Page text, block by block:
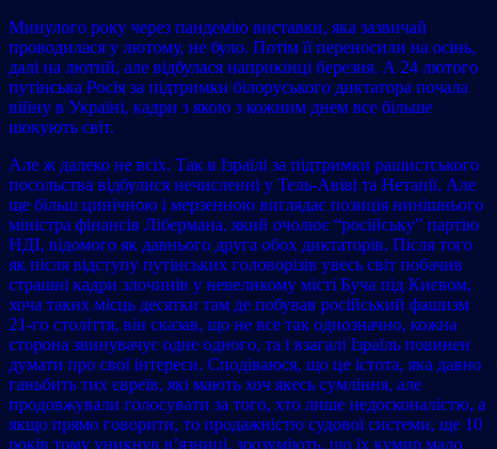
Минулого року через пандемію виставки, яка зазвичай
проводилася у лютому, не було. Потім її переносили на осінь,
далі на лютий, але відбулася наприкінці березня. А 24 лютого
путінська Росія за підтримки білоруського диктатора почала
війну в Україні, кадри з якою з кожним днем все більше
шокують світ.
Але ж далеко не всіх. Так в Ізраїлі за підтримки рашистського
посольства відбулися нечисленні у Тель-Авіві та Нетанії. Але
ще більш цинічною і мерзенною виглядає позиція нинішнього
міністра фінансів Лібермана, який очолює “російську” партію
НДІ, відомого як давнього друга обох диктаторів. Після того
як після відступу путінських головорізів увесь світ побачив
страшні кадри злочинів у невеликому місті Буча під Києвом,
хоча таких місць десятки там де побував російський фашизм
21-го століття, він сказав, що не все так однозначно, кожна
сторона звинувачує одне одного, та i взагалі Ізраїль повинен
думати про свої інтереси. Сподіваюся, що це істота, яка давно
ганьбить тих євреїв, які мають хоч якесь сумління, але
продовжували голосувати за того, хто лише недосконалістю, а
якщо прямо говорити, то продажністю судової системи, ще 10
років тому уникнув в’язниці, зрозуміють, що їх кумир мало